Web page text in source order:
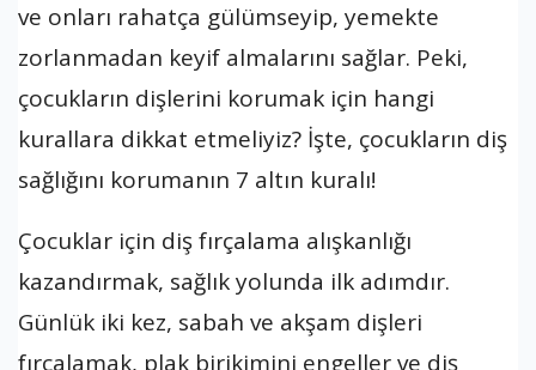
ve onları rahatça gülümseyip, yemekte
zorlanmadan keyif almalarını sağlar. Peki,
çocukların dişlerini korumak için hangi
kurallara dikkat etmeliyiz? İşte, çocukların diş
sağlığını korumanın 7 altın kuralı!
Çocuklar için diş fırçalama alışkanlığı
kazandırmak, sağlık yolunda ilk adımdır.
Günlük iki kez, sabah ve akşam dişleri
fırçalamak, plak birikimini engeller ve diş